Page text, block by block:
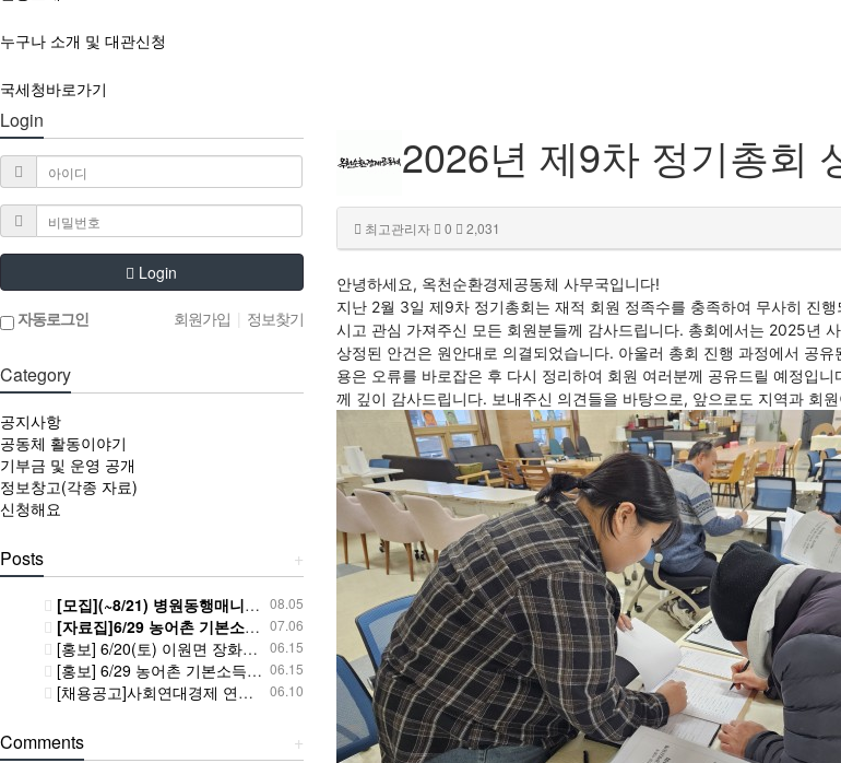
누구나 소개 및 대관신청
국세청바로가기
2026년 제9차 정기총회
최고관리자 0 2,031
안녕하세요, 옥천순환경제공동체 사무국입니다!
지난 2월 3일 제9차 정기총회는 재적 회원 정족수를 충족하여 무사히 진
시고 관심 가져주신 모든 회원분들께 감사드립니다. 총회에서는 2025년
상정된 안건은 원안대로 의결되었습니다. 아울러 총회 진행 과정에서 공
용은 오류를 바로잡은 후 다시 정리하여 회원 여러분께 공유드릴 예정입
께 깊이 감사드립니다. 보내주신 의견들을 바탕으로, 앞으로도 지역과 회
Login
Login
자동로그인 회원가입 정보찾기
Category
공지사항
공동체 활동이야기
기부금 및 운영 공개
정보창고(각종 자료)
신청해요
+
Posts
08.05
[모집](~8/21) 병원동행매니저 자격증 과정 교육생 모집
07.06
[자료집]6/29 농어촌 기본소득 시범사업 6개월, 성과와 과제 토론회 사진과 자료
06.15
[홍보] 6/20(토) 이원면 장화리 홍감자축제 함께 놀러가요! ^^
06.15
[홍보] 6/29 농어촌 기본소득 시범사업 6개월, 성과와 과제 토론회 함께 해주세요! ^^
06.10
[채용공고]사회연대경제 연계 지역돌봄 기반 구축 사업 사업협력단 계약직 직원 채용공고
+
Comments